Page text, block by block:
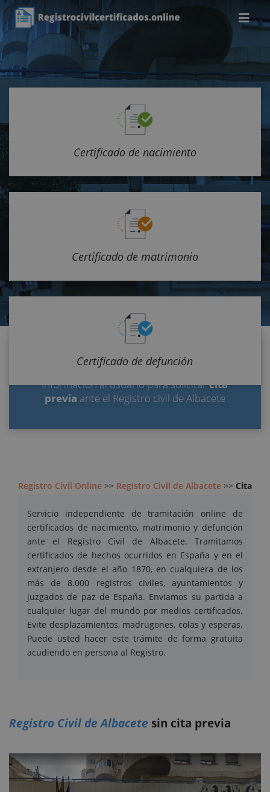
CITA PREVIA REGISTRO CIVIL DE ALBACETE
Información al usuario para solicitarcita
previa ante el Registro civil de Albacete
Certificado de nacimiento
Certificado de matrimonio
Certificado de defunción
Registro Civil Online >> Registro Civil de Albacete >> Cita
Servicio independiente de tramitación online de
certificados de nacimiento, matrimonio y defunción
ante el Registro Civil de Albacete. Tramitamos
certificados de hechos ocurridos en España y en el
extranjero desde el año 1870, en cualquiera de los
más de 8.000 registros civiles, ayuntamientos y
juzgados de paz de España. Enviamos su partida a
cualquier lugar del mundo por medios certificados.
Evite desplazamientos, madrugones, colas y esperas.
Puede usted hacer este trámite de forma gratuita
acudiendo en persona al Registro.
Registro Civil de Albacete sin cita previa